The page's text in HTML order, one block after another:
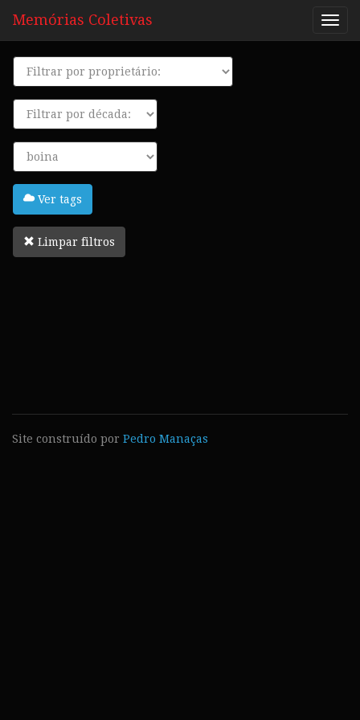
Memórias Coletivas
Proprietário
Década
Tags
Ver tags
Limpar filtros
Site construído por Pedro Manaças